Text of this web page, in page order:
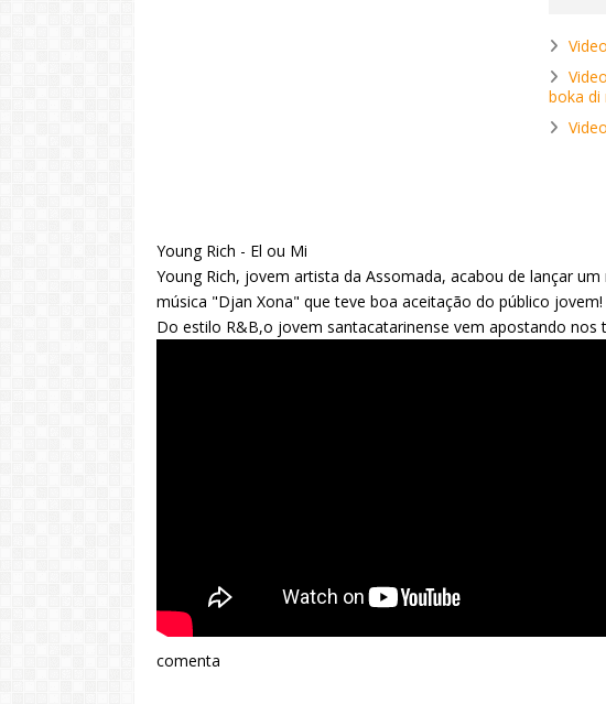
boka di
Young Rich - El ou Mi
Young Rich, jovem artista da Assomada, acabou de lançar
música "Djan Xona" que teve boa aceitação do público jovem!
Do estilo R&B,o jovem santacatarinense vem apostando nos
comenta